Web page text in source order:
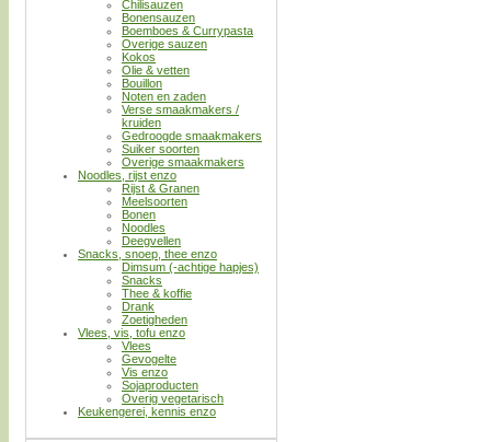
Chilisauzen
Bonensauzen
Boemboes & Currypasta
Overige sauzen
Kokos
Olie & vetten
Bouillon
Noten en zaden
Verse smaakmakers /
kruiden
Gedroogde smaakmakers
Suiker soorten
Overige smaakmakers
Noodles, rijst enzo
Rijst & Granen
Meelsoorten
Bonen
Noodles
Deegvellen
Snacks, snoep, thee enzo
Dimsum (-achtige hapjes)
Snacks
Thee & koffie
Drank
Zoetigheden
Vlees, vis, tofu enzo
Vlees
Gevogelte
Vis enzo
Sojaproducten
Overig vegetarisch
Keukengerei, kennis enzo